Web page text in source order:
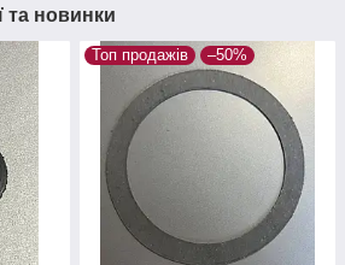
та новинки
Топ продажів –50%